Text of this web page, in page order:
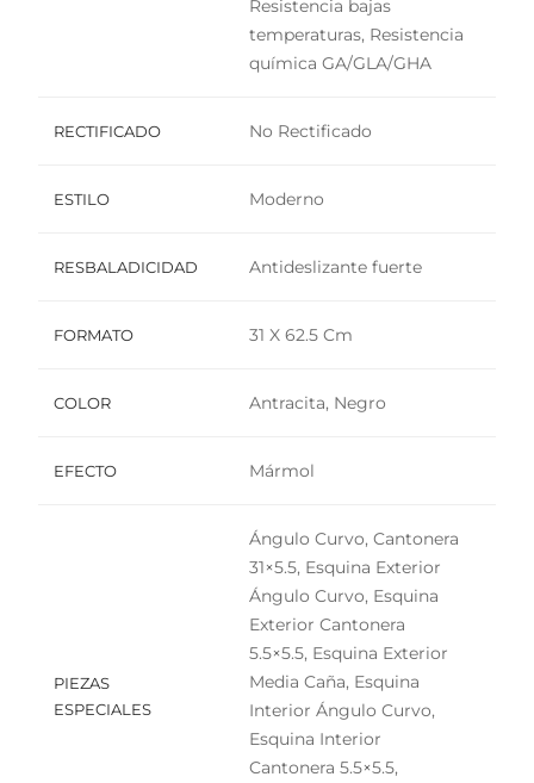
Resistencia bajas
temperaturas, Resistencia
química GA/GLA/GHA
RECTIFICADO No Rectificado
ESTILO Moderno
RESBALADICIDAD Antideslizante fuerte
FORMATO 31 X 62.5 Cm
COLOR Antracita, Negro
EFECTO Mármol
PIEZAS
ESPECIALES
Ángulo Curvo, Cantonera
31×5.5, Esquina Exterior
Ángulo Curvo, Esquina
Exterior Cantonera
5.5×5.5, Esquina Exterior
Media Caña, Esquina
Interior Ángulo Curvo,
Esquina Interior
Cantonera 5.5×5.5,